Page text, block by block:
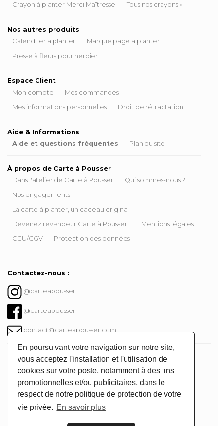
En poursuivant votre navigation sur notre site,
vous acceptez l'installation et l'utilisation de
cookies sur votre poste, notamment à des fins
promotionnelles et/ou publicitaires, dans le
respect de notre politique de protection de votre
vie privée. En savoir plus
Crayon à planter Merci Maîtresse
Tous nos crayons »
Nos autres produits
Calendrier à planter
Marque page à planter
Presse à fleurs pour herbier
Espace Client
Mon compte
Mes commandes
Mes informations personnelles
Droit de rétractation
Aide & Informations
Aide et questions fréquentes
Plan du site
À propos de Carte à Pousser
Dans l'atelier de Carte à Pousser
Qui sommes-nous ?
Nos engagements
La carte à planter, un cadeau original
Devenez revendeur Carte à Pousser !
Mentions légales
CGU/CGV
Protection des données
Contactez-nous :
@carteapousser
@carteapousser
contact@carteapousser.com
Instagram @carteapousser